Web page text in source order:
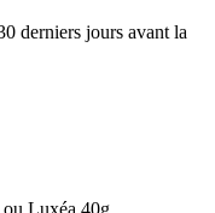
derniers jours avant la
Luxéa 40g